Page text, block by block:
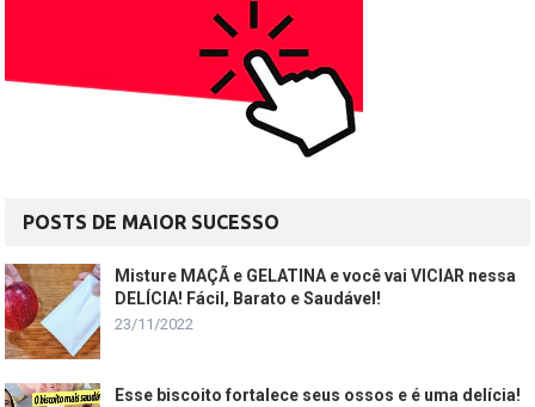
POSTS DE MAIOR SUCESSO
Misture MAÇÃ e GELATINA e você vai VICIAR nessa
DELÍCIA! Fácil, Barato e Saudável!
23/11/2022
Esse biscoito fortalece seus ossos e é uma delícia!